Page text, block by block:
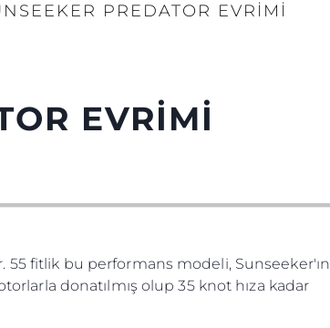
PREDATOR EVRİMİ
EVRİMİ
55 fitlik bu performans modeli, Sunseeker'ın
donatılmış olup 35 knot hıza kadar